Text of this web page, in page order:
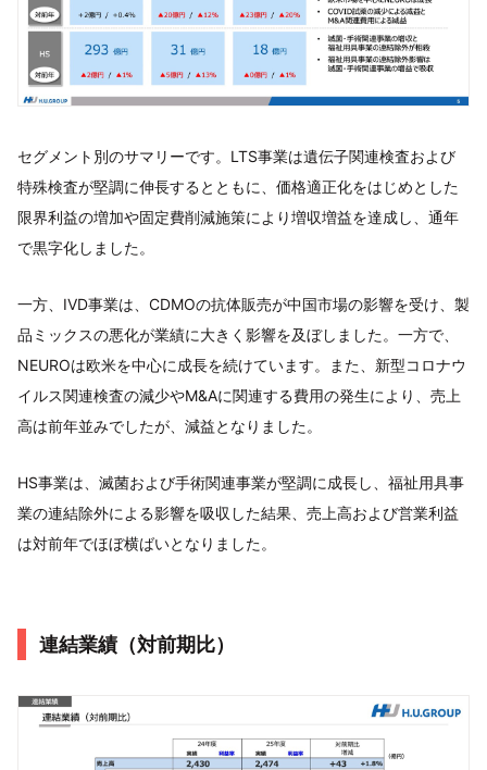
セグメント別のサマリーです。LTS事業は遺伝子関連検査および
特殊検査が堅調に伸長するとともに、価格適正化をはじめとした
限界利益の増加や固定費削減施策により増収増益を達成し、通年
で黒字化しました。
一方、IVD事業は、CDMOの抗体販売が中国市場の影響を受け、製
品ミックスの悪化が業績に大きく影響を及ぼしました。一方で、
NEUROは欧米を中心に成長を続けています。また、新型コロナウ
イルス関連検査の減少やM&Aに関連する費用の発生により、売上
高は前年並みでしたが、減益となりました。
HS事業は、滅菌および手術関連事業が堅調に成長し、福祉用具事
業の連結除外による影響を吸収した結果、売上高および営業利益
は対前年でほぼ横ばいとなりました。
連結業績（対前期比）